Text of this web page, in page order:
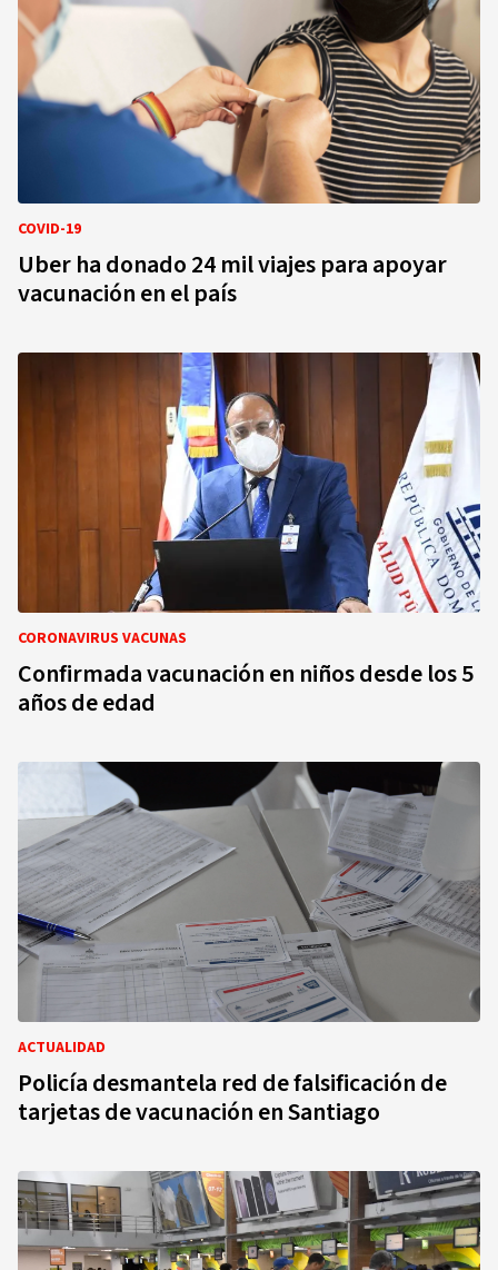
COVID-19
Uber ha donado 24 mil viajes para apoyar
vacunación en el país
CORONAVIRUS VACUNAS
Confirmada vacunación en niños desde los 5
años de edad
ACTUALIDAD
Policía desmantela red de falsificación de
tarjetas de vacunación en Santiago